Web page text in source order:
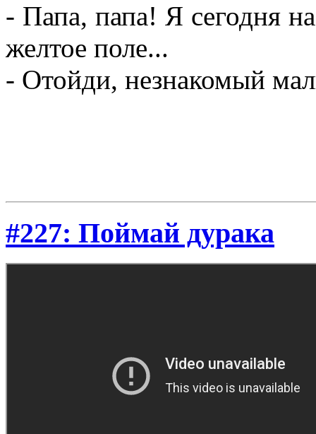
- Папа, папа! Я сегодня
желтое поле...
- Отойди, незнакомый
#227: Поймай дурака